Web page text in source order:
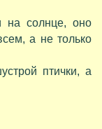
солнце, оно
а не только
птички, а